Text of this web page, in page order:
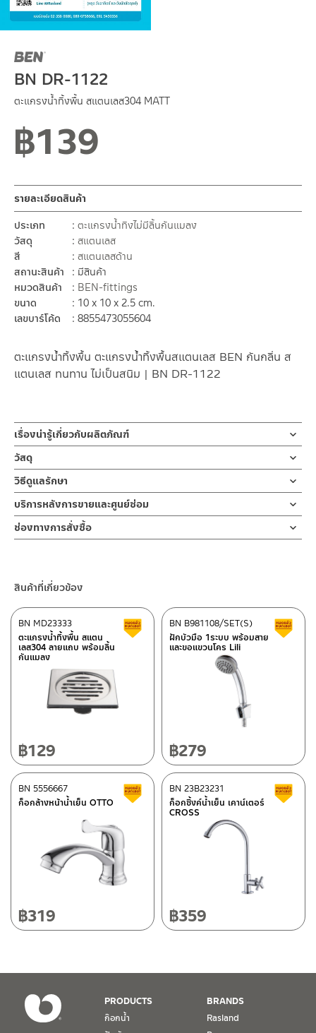
BN DR-1122
ตะแกรงน้ำทิ้งพื้น สแตนเลส304 MATT
฿139
ตะแกรงน้ำทิ้งพื้น ตะแกรงน้ำทิ้งพื้นสแตนเลส BEN กันกลิ่น ส
แตนเลส ทนทาน ไม่เป็นสนิม | BN DR-1122
รายละเอียดสินค้า
ประเภท
ตะแกรงน้ำทิงไม่มีลิ้นกันแมลง
วัสดุ
สแตนเลส
สี
สแตนเลสด้าน
สถานะสินค้า
มีสินค้า
หมวดสินค้า
BEN-fittings
ขนาด
10 x 10 x 2.5 cm.
เลขบาร์โค้ด
8855473055604
เรื่องน่ารู้เกี่ยวกับผลิตภัณฑ์
ตะแกรงน้ำทิ้งพื้น ตะแกรงกันกลิ่น ฝาปิดรูระบายน้ำ floor drain ผลิต
จากสแตนเลส เกรด 304 ด้าน ขนาดท่อ 1.5 – 2 นิ้ว หน้าแปลน
10×10ซม หรือ 4 นิ้วx4นิ้ว
ตะแกรงน้ำทิ้งพื้น ตะแกรงกันกลิ่น floor drainแบบมีลิ้นกันแมลง ผลิต
จากสแตนเลส เกรด 304 ด้าน ช่วยกรองเศษผม เศษสบู่ หรือคราบ
สกปรกต่างๆ ไม่ไหลลงไปในท่อน้ำทิ้ง ซึ่งเป็นต้นเหตุของท่อระบายน้ำอุด
วัสดุ
ผลิตจาก แสตนเลส 304
วิธีดูแลรักษา
คำแนะนำในการดูแลรักษาผลิตภัณฑ์
1. ไม่ทำสินค้าให้เกิดความเสียหายอื่น ๆ นอกจากการใช้งานปกติ เช่นไม่
ทำตก ไม่งัดหรือโยกสินค้าแรงๆ
2. ทำความสะอาดสินค้าโดยการใช้ผ้านุ่มๆชุบน้ำหมาดๆแล้วเช็ดให้แห้ง
4. ห้ามใช้แปรง วัสดุแข็ง หยาบ ห้ามใช้ฝอยขัดทำความสะอาด ขัดหรือถู
บริการหลังการขายและศูนย์ซ่อม
ช่องทางออนไลน์
– Email: contact@charnpaiboon.com
ศูนย์บริการและอะไหล่ กรุงเทพฯ
662/61-62 ถนน พระราม3 แขวงบางโพงพาง เขตยานนาวา กรุงเทพฯ
โทร: 02-358-0080 / 080-075-8668 / 091-545-0556
ศูนย์บริการและอะไหล่ เชียงใหม่
118/33 โครงการอรสิริน ม.8 ต.สันปูเลย อ.ดอยสะเก็ด เชียงใหม่
โทร: 080-075-2626
วันจันทร์ – วันศุกร์ เวลา 8:30-17:30 น.
วันเสาร์ เวลา 8:30-15:00 น.
1. การรับประกัน จะต้องมีหลักฐานการซื้อ หรือ ใบเสร็จ โดยทางบริษัทฯ
ขอตรวจสอบโดยนับวันซื้อขายเป็นสำคัญ ทางบริษัทฯ ไม่สามารถให้
ช่องทางการสั่งซื้อ
– Shopee
–Lazada
–ซื้อสินค้าชิ้นนี้บน Shopee>> คลิกที่นี่<<
–ซื้อสินค้าชิ้นนี้บน Lazada คลิกที่นี่<<
ติดต่อพนักงานขาย / Contact Sales Staff
โทร: 02-285-5795
@charnpaiboon.sales
ติดต่อ ชาญไพบูลย์ / Contact Us
สินค้าที่เกี่ยวข้อง
ตะแกรงน้ำทิ้งพื้น สแตน
เลส304 ลายแถบ พร้อมลิ้น
กันแมลง
BN MD23333 สินค้าลดราคา เคลียร์สต็อก
฿129
ฝักบัวมือ 1ระบบ พร้อมสาย
และขอแขวนโคร Lili
BN B981108/SET(S)
฿279
ก็อกล้างหน้าน้ำเย็น OTTO
BN 5556667 สินค้าลดราคา เคลียร์สต็อก
฿319
ก็อกซิ้งค์น้ำเย็น เคาน์เตอร์
CROSS
BN 23B23231
฿359
PRODUCTS
ก๊อกน้ำ
BRANDS
Rasland